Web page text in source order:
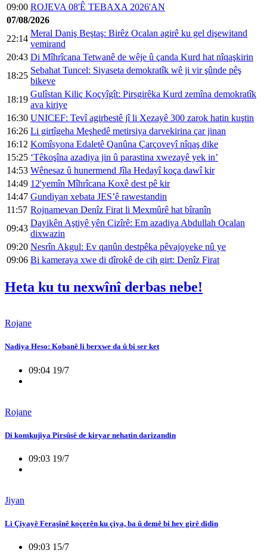
09:00 ROJEVA 08'Ê TEBAXA 2026'AN
07/08/2026
22:14
Meral Daniş Beştaş: Birêz Ocalan agirê ku gel dişewitand
vemirand
20:43 Di Mîhrîcana Tetwanê de wêje û çanda Kurd hat nîqaşkirin
18:25
Sebahat Tuncel: Siyaseta demokratîk wê ji vir şûnde pêş
bikeve
18:19
Gulîstan Kiliç Koçyîgît: Pirsgirêka Kurd zemîna demokratîk
ava kiriye
16:30 UNICEF: Tevî agirbestê jî li Xezayê 300 zarok hatin kuştin
16:26 Li girtîgeha Meşhedê metirsiya darvekirina çar jinan
16:12 Komîsyona Edaletê Qanûna Çarçoveyî nîqaş dike
15:25 ‘Têkoşîna azadiya jin û parastina xwezayê yek in’
14:53 Wênesaz û hunermend Jîla Hedayî koça dawî kir
14:49 12'yemîn Mîhrîcana Koxê dest pê kir
14:47 Gundiyan xebata JES’ê rawestandin
11:57 Rojnamevan Denîz Firat li Mexmûrê hat bîranîn
09:43
Dayikên Aştiyê yên Cizîrê: Em azadiya Abdullah Ocalan
dixwazin
09:20 Nesrîn Akgul: Ev qanûn destpêka pêvajoyeke nû ye
09:06 Bi kameraya xwe di dîrokê de cih girt: Denîz Firat
Heta ku tu nexwînî derbas nebe!
Rojane
Nadiya Heso: Kobanê li berxwe da û bi ser ket
09:04 19/7
Rojane
Di komkujiya Pirsûsê de kiryar nehatin darizandin
09:03 19/7
Jiyan
Li Çiyayê Feraşînê koçerên ku çiya, ba û demê bi hev girê didin
09:03 15/7